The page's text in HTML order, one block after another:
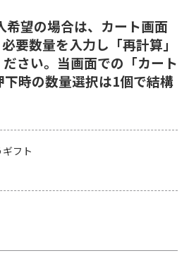
望の場合は、カート画面
要数量を入力し「再計算」
さい。当画面での「カート
時の数量選択は1個で結構
フト